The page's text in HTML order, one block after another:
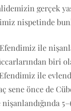
gerçek
nispetinde
ile
biri
Efendimiz ile
sene önce de